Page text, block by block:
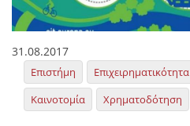
31.08.2017
Επιστήμη Επιχειρηματικότητα
Καινοτομία
Χρηματοδότηση